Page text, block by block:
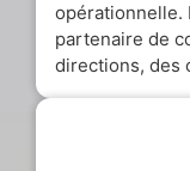
opérationnelle.
partenaire de
directions, des